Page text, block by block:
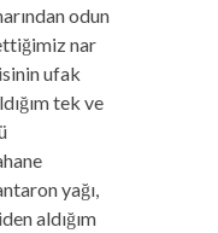
odun
nar
ufak
tek ve
yağı,
aldığım